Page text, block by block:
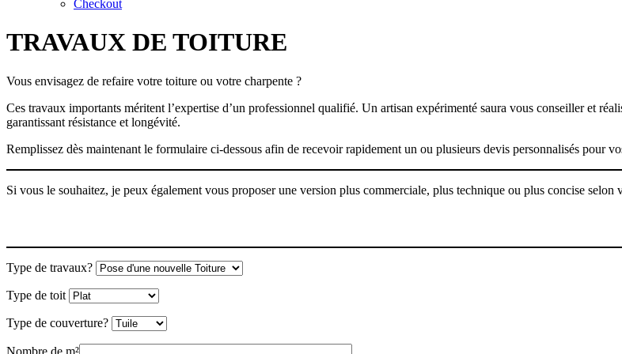
Checkout
TRAVAUX DE TOITURE
Vous envisagez de refaire votre toiture ou votre charpente ?
Ces travaux importants méritent l’expertise d’un professionnel qualifié. Un artisan expérimenté saura vous conseiller et
garantissant résistance et longévité.
Remplissez dès maintenant le formulaire ci-dessous afin de recevoir rapidement un ou plusieurs devis personnalisés pour
Si vous le souhaitez, je peux également vous proposer une version plus commerciale, plus technique ou plus concise
Type de travaux?
Type de toit
Type de couverture?
Nombre de m²